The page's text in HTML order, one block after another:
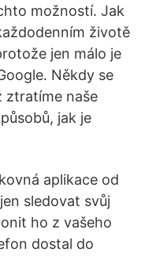
možností. Jak
životě
jen málo je
Někdy se
ztratíme naše
jak je
aplikace od
sledovat svůj
ho z vašeho
dostal do